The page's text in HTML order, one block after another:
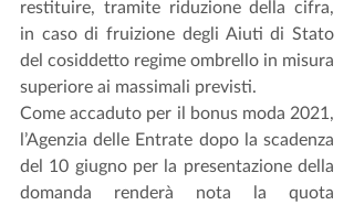
restituire, tramite riduzione della cifra,
in caso di fruizione degli Aiuti di Stato
del cosiddetto regime ombrello in misura
superiore ai massimali previsti.
Come accaduto per il bonus moda 2021,
l’Agenzia delle Entrate dopo la scadenza
del 10 giugno per la presentazione della
domanda renderà nota la quota